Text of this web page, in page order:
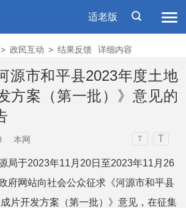
适老版
> 政民互动 > 结果反馈 详细内容
源市和平县2023年度土地
方案（第一批）》意见的
本网 T T
于2023年11月20日至2023年11月26
府网站向社会公众征求《河源市和平县
片开发方案（第一批）》意见，在征集